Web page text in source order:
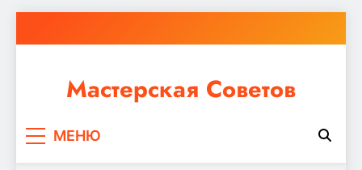
к
Мастерская Советов
ремонт или крупное строительство, в Мастерской
МЕНЮ